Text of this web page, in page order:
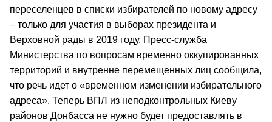
переселенцев в списки избирателей по новому адресу
– только для участия в выборах президента и
Верховной рады в 2019 году. Пресс-служба
Министерства по вопросам временно оккупированных
территорий и внутренне перемещенных лиц сообщила,
что речь идет о «временном изменении избирательного
адреса». Теперь ВПЛ из неподконтрольных Киеву
районов Донбасса не нужно будет предоставлять в